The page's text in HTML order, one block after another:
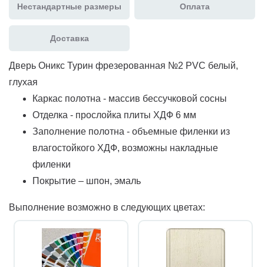
Нестандартные размеры Оплата
Доставка
Дверь Оникс Турин фрезерованная №2 PVC белый,
глухая
Каркас полотна - массив бессучковой сосны
Отделка - прослойка плиты ХДФ 6 мм
Заполнение полотна - объемные филенки из
влагостойкого ХДФ, возможны накладные
филенки
Покрытие – шпон, эмаль
Выполнение возможно в следующих цветах: